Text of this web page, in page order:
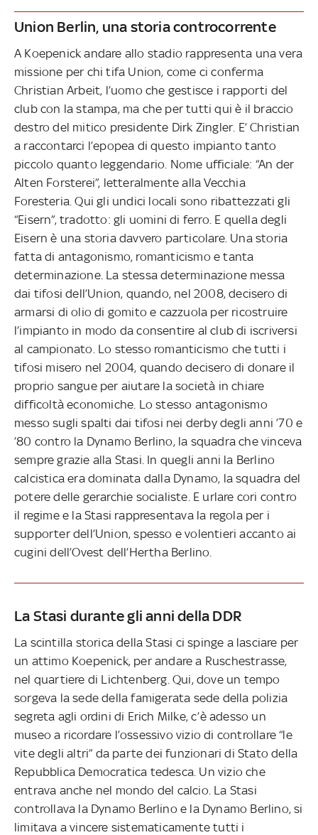
Union Berlin, una storia controcorrente
A Koepenick andare allo stadio rappresenta una vera
missione per chi tifa Union, come ci conferma
Christian Arbeit, l’uomo che gestisce i rapporti del
club con la stampa, ma che per tutti qui è il braccio
destro del mitico presidente Dirk Zingler. E’ Christian
a raccontarci l’epopea di questo impianto tanto
piccolo quanto leggendario. Nome ufficiale: “An der
Alten Forsterei”, letteralmente alla Vecchia
Foresteria. Qui gli undici locali sono ribattezzati gli
“Eisern”, tradotto: gli uomini di ferro. E quella degli
Eisern è una storia davvero particolare. Una storia
fatta di antagonismo, romanticismo e tanta
determinazione. La stessa determinazione messa
dai tifosi dell’Union, quando, nel 2008, decisero di
armarsi di olio di gomito e cazzuola per ricostruire
l’impianto in modo da consentire al club di iscriversi
al campionato. Lo stesso romanticismo che tutti i
tifosi misero nel 2004, quando decisero di donare il
proprio sangue per aiutare la società in chiare
difficoltà economiche. Lo stesso antagonismo
messo sugli spalti dai tifosi nei derby degli anni ’70 e
’80 contro la Dynamo Berlino, la squadra che vinceva
sempre grazie alla Stasi. In quegli anni la Berlino
calcistica era dominata dalla Dynamo, la squadra del
potere delle gerarchie socialiste. E urlare cori contro
il regime e la Stasi rappresentava la regola per i
supporter dell’Union, spesso e volentieri accanto ai
cugini dell’Ovest dell’Hertha Berlino.
La Stasi durante gli anni della DDR
La scintilla storica della Stasi ci spinge a lasciare per
un attimo Koepenick, per andare a Ruschestrasse,
nel quartiere di Lichtenberg. Qui, dove un tempo
sorgeva la sede della famigerata sede della polizia
segreta agli ordini di Erich Milke, c’è adesso un
museo a ricordare l’ossessivo vizio di controllare “le
vite degli altri” da parte dei funzionari di Stato della
Repubblica Democratica tedesca. Un vizio che
entrava anche nel mondo del calcio. La Stasi
controllava la Dynamo Berlino e la Dynamo Berlino, si
limitava a vincere sistematicamente tutti i